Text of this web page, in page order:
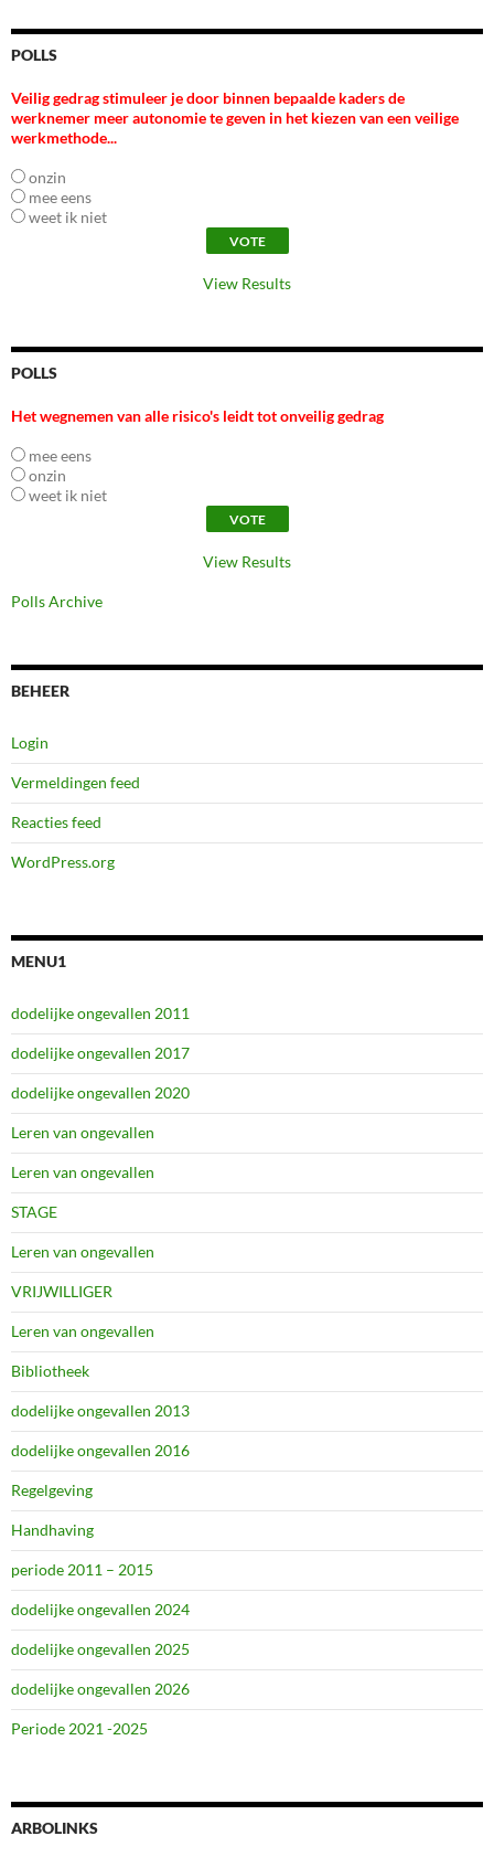
POLLS
Veilig gedrag stimuleer je door binnen bepaalde kaders de
werknemer meer autonomie te geven in het kiezen van een veilige
werkmethode...
onzin
mee eens
weet ik niet
View Results
POLLS
Het wegnemen van alle risico's leidt tot onveilig gedrag
mee eens
onzin
weet ik niet
View Results
Polls Archive
BEHEER
Login
Vermeldingen feed
Reacties feed
WordPress.org
MENU1
dodelijke ongevallen 2011
dodelijke ongevallen 2017
dodelijke ongevallen 2020
Leren van ongevallen
Leren van ongevallen
STAGE
Leren van ongevallen
VRIJWILLIGER
Leren van ongevallen
Bibliotheek
dodelijke ongevallen 2013
dodelijke ongevallen 2016
Regelgeving
Handhaving
periode 2011 – 2015
dodelijke ongevallen 2024
dodelijke ongevallen 2025
dodelijke ongevallen 2026
Periode 2021 -2025
ARBOLINKS